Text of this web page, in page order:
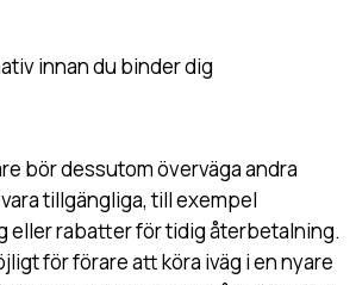
innan du binder dig
bör dessutom överväga andra
tillgängliga, till exempel
eller rabatter för tidig återbetalning.
för förare att köra iväg i en nyare